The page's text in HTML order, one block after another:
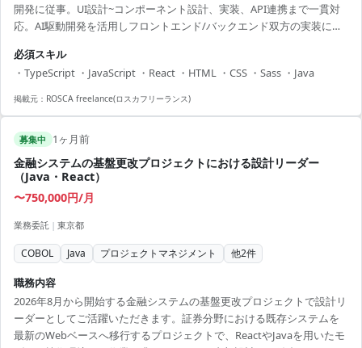
開発に従事。UI設計~コンポーネント設計、実装、API連携まで一貫対
応。AI駆動開発を活用しフロントエンド/バックエンド双方の実装に従
必須スキル
・TypeScript ・JavaScript ・React ・HTML ・CSS ・Sass ・Java
掲載元： ROSCA freelance(ロスカフリーランス)
募集中 1ヶ月前
金融システムの基盤更改プロジェクトにおける設計リーダー
（Java・React）
〜750,000円/月
業務委託 | 東京都
COBOL Java プロジェクトマネジメント 他2件
職務内容
2026年8月から開始する金融システムの基盤更改プロジェクトで設計リ
ーダーとしてご活躍いただきます。証券分野における既存システムを
最新のWebベースへ移行するプロジェクトで、ReactやJavaを用いたモ